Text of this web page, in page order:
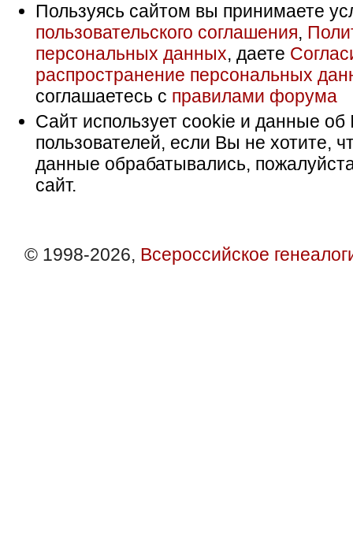
Пользуясь сайтом вы принимаете
пользовательского соглашения,
персональных данных, даете
распространение персональных
соглашаетесь с правилами форума
Сайт использует cookie и данные об
пользователей, если Вы не хотите,
данные обрабатывались,
сайт.
© 1998-2026, Всероссийское